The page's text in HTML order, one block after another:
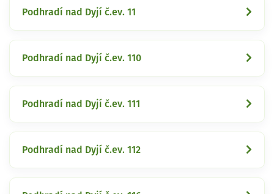
Podhradí nad Dyjí č.ev. 11
Podhradí nad Dyjí č.ev. 110
Podhradí nad Dyjí č.ev. 111
Podhradí nad Dyjí č.ev. 112